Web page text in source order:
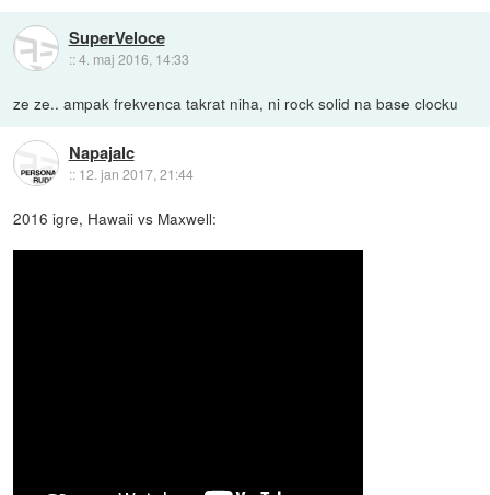
SuperVeloce
::4. maj 2016, 14:33
ze ze.. ampak frekvenca takrat niha, ni rock solid na base clocku
Napajalc
:: 12. jan 2017, 21:44
2016 igre, Hawaii vs Maxwell: